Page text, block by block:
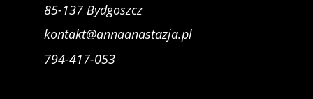
85-137 Bydgoszcz
kontakt@annaanastazja.pl
794-417-053